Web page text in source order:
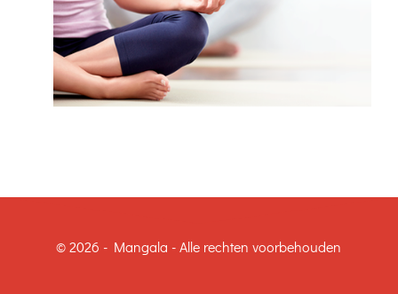
© 2026 - Mangala - Alle rechten voorbehouden